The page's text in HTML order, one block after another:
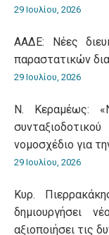
29 Ιουλίου, 2026
ΑΑΔΕ: Νέες
παραστατικών
29 Ιουλίου, 2026
Ν. Κεραμέως:
νομοσχέδιο για
29 Ιουλίου, 2026
Κυρ.
δημιουργήσει
αξιοποιήσει τις